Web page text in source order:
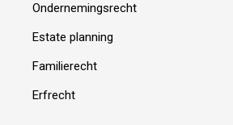
Ondernemingsrecht
Estate planning
Familierecht
Erfrecht